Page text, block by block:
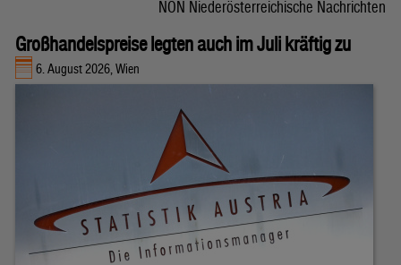
NÖN Niederösterreichische Nachrichten
Großhandelspreise legten auch im Juli kräftig zu
6. August 2026, Wien